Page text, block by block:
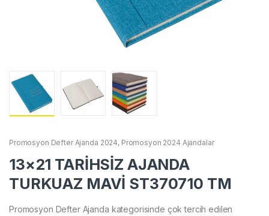
Promosyon Defter Ajanda 2024, Promosyon 2024 Ajandalar
13×21 TARİHSİZ AJANDA
TURKUAZ MAVİ ST370710 TM
Promosyon Defter Ajanda kategorisinde çok tercih edilen